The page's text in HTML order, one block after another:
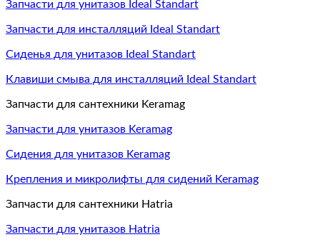
Запчасти для унитазов Ideal Standart
Запчасти для инсталляций Ideal Standart
Сиденья для унитазов Ideal Standart
Клавиши смыва для инсталляций Ideal Standart
Запчасти для сантехники Keramag
Запчасти для унитазов Keramag
Сидения для унитазов Keramag
Крепления и микролифты для сидений Keramag
Запчасти для сантехники Hatria
Запчасти для унитазов Hatria